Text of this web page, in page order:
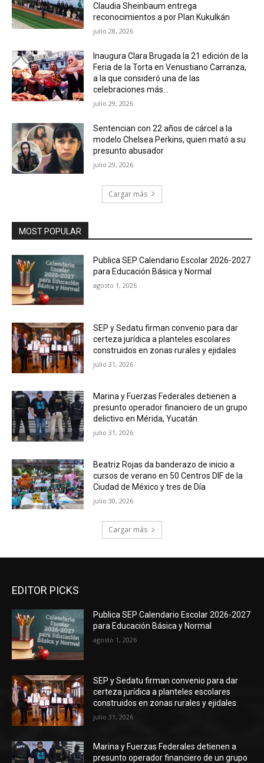
Claudia Sheinbaum entrega
reconocimientos a por Plan Kukulkán
julio 28, 2026
Inaugura Clara Brugada la 21 edición de la
Feria de la Torta en Venustiano Carranza,
a la que consideró una de las
celebraciones más...
julio 29, 2026
Sentencian con 22 años de cárcel a la
modelo Chelsea Perkins, quien mató a su
presunto abusador
julio 29, 2026
Cargar más
MOST POPULAR
Publica SEP Calendario Escolar 2026-2027
para Educación Básica y Normal
agosto 1, 2026
SEP y Sedatu firman convenio para dar
certeza jurídica a planteles escolares
construidos en zonas rurales y ejidales
julio 31, 2026
Marina y Fuerzas Federales detienen a
presunto operador financiero de un grupo
delictivo en Mérida, Yucatán
julio 31, 2026
Beatriz Rojas da banderazo de inicio a
cursos de verano en 50 Centros DIF de la
Ciudad de México y tres de Día
julio 30, 2026
Cargar más
EDITOR PICKS
Publica SEP Calendario Escolar 2026-2027
para Educación Básica y Normal
agosto 1, 2026
SEP y Sedatu firman convenio para dar
certeza jurídica a planteles escolares
construidos en zonas rurales y ejidales
julio 31, 2026
Marina y Fuerzas Federales detienen a
presunto operador financiero de un grupo